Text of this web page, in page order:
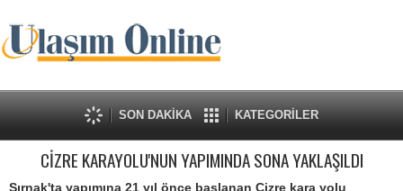
SON DAKİKA KATEGORİLER
CİZRE KARAYOLU'NUN YAPIMINDA SONA YAKLAŞILDI
Şırnak'ta yapımına 21 yıl önce başlanan Cizre kara yolu